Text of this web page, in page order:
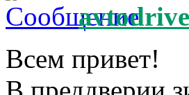
Всем привет!